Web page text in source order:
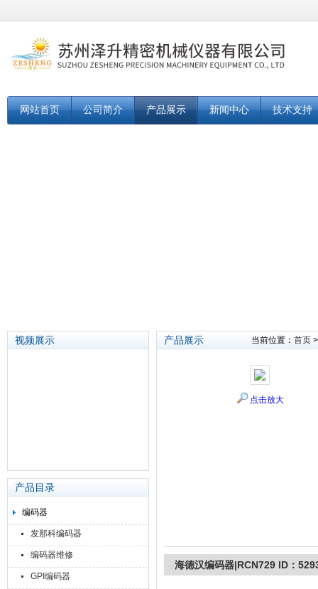
网站首页 公司简介 产品展示 新闻中心 技术支持
视频展示
产品目录
编码器
发那科编码器
编码器维修
GPI编码器
产品展示 当前位置： 首页
点击放大
海德汉编码器|RCN729 ID：